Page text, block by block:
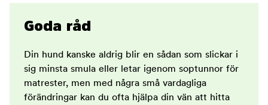
Goda råd
Din hund kanske aldrig blir en sådan som slickar i
sig minsta smula eller letar igenom soptunnor för
matrester, men med några små vardagliga
förändringar kan du ofta hjälpa din vän att hitta